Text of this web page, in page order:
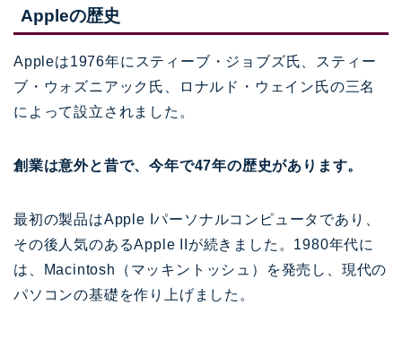
Appleの歴史
Appleは1976年にスティーブ・ジョブズ氏、スティー
ブ・ウォズニアック氏、ロナルド・ウェイン氏の三名
によって設立されました。
創業は意外と昔で、今年で47年の歴史があります。
最初の製品はApple Iパーソナルコンピュータであり、
その後人気のあるApple IIが続きました。1980年代に
は、Macintosh（マッキントッシュ）を発売し、現代の
パソコンの基礎を作り上げました。